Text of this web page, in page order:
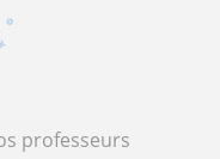
professeurs